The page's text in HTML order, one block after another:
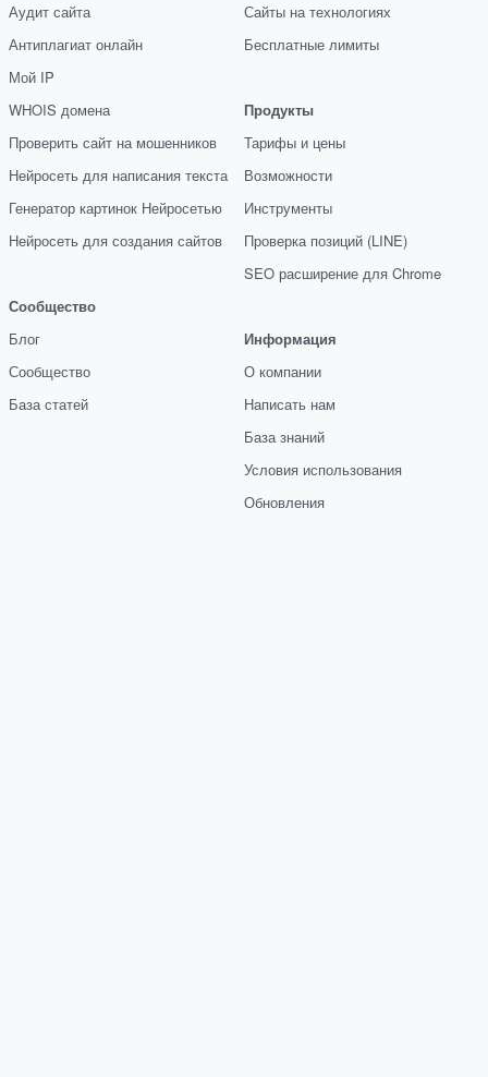
Аудит сайта
Антиплагиат онлайн
Мой IP
WHOIS домена
Проверить сайт на мошенников
Нейросеть для написания текста
Генератор картинок Нейросетью
Нейросеть для создания сайтов
Сообщество
Блог
Сообщество
База статей
Сайты на технологиях
Бесплатные лимиты
Продукты
Тарифы и цены
Возможности
Инструменты
Проверка позиций (LINE)
SEO расширение для Chrome
Информация
О компании
Написать нам
База знаний
Условия использования
Обновления